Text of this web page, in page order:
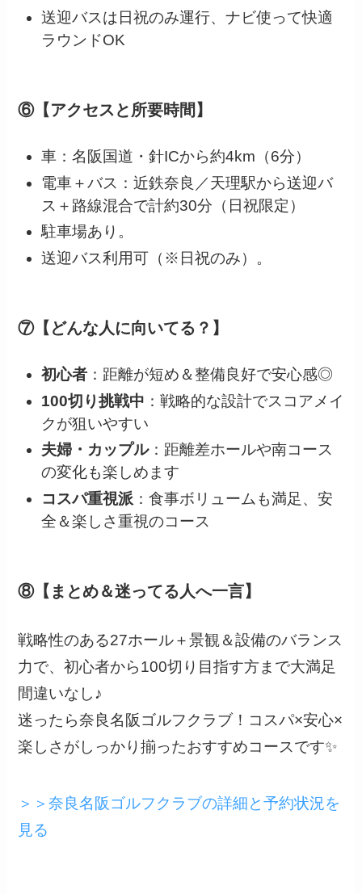
送迎バスは日祝のみ運行、ナビ使って快適
ラウンドOK
⑥【アクセスと所要時間】
車：名阪国道・針ICから約4km（6分）
電車＋バス：近鉄奈良／天理駅から送迎バ
ス＋路線混合で計約30分（日祝限定）
駐車場あり。
送迎バス利用可（※日祝のみ）。
⑦【どんな人に向いてる？】
初心者：距離が短め＆整備良好で安心感◎
100切り挑戦中 ：戦略的な設計でスコアメイ
クが狙いやすい
夫婦・カップル：距離差ホールや南コース
の変化も楽しめます
コスパ重視派：食事ボリュームも満足、安
全＆楽しさ重視のコース
⑧【まとめ＆迷ってる人へ一言】
戦略性のある27ホール＋景観＆設備のバランス
力で、初心者から100切り目指す方まで大満足
間違いなし♪
迷ったら奈良名阪ゴルフクラブ！コスパ×安心×
楽しさがしっかり揃ったおすすめコースです✨
＞＞奈良名阪ゴルフクラブの詳細と予約状況を
見る